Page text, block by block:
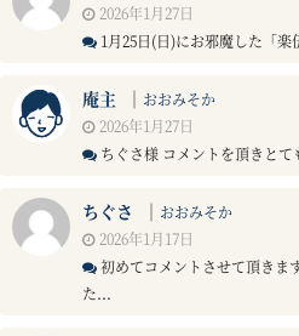
2026年1月27日
1月25日(日)にお邪魔した「
庵主 ｜ おおみそか
2026年1月27日
ちぐさ様 コメントを頂きと
ちぐさ ｜ おおみそか
2026年1月17日
初めてコメントさせて頂きま
た...